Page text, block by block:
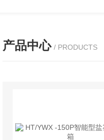
产品中心 / PRODUCTS